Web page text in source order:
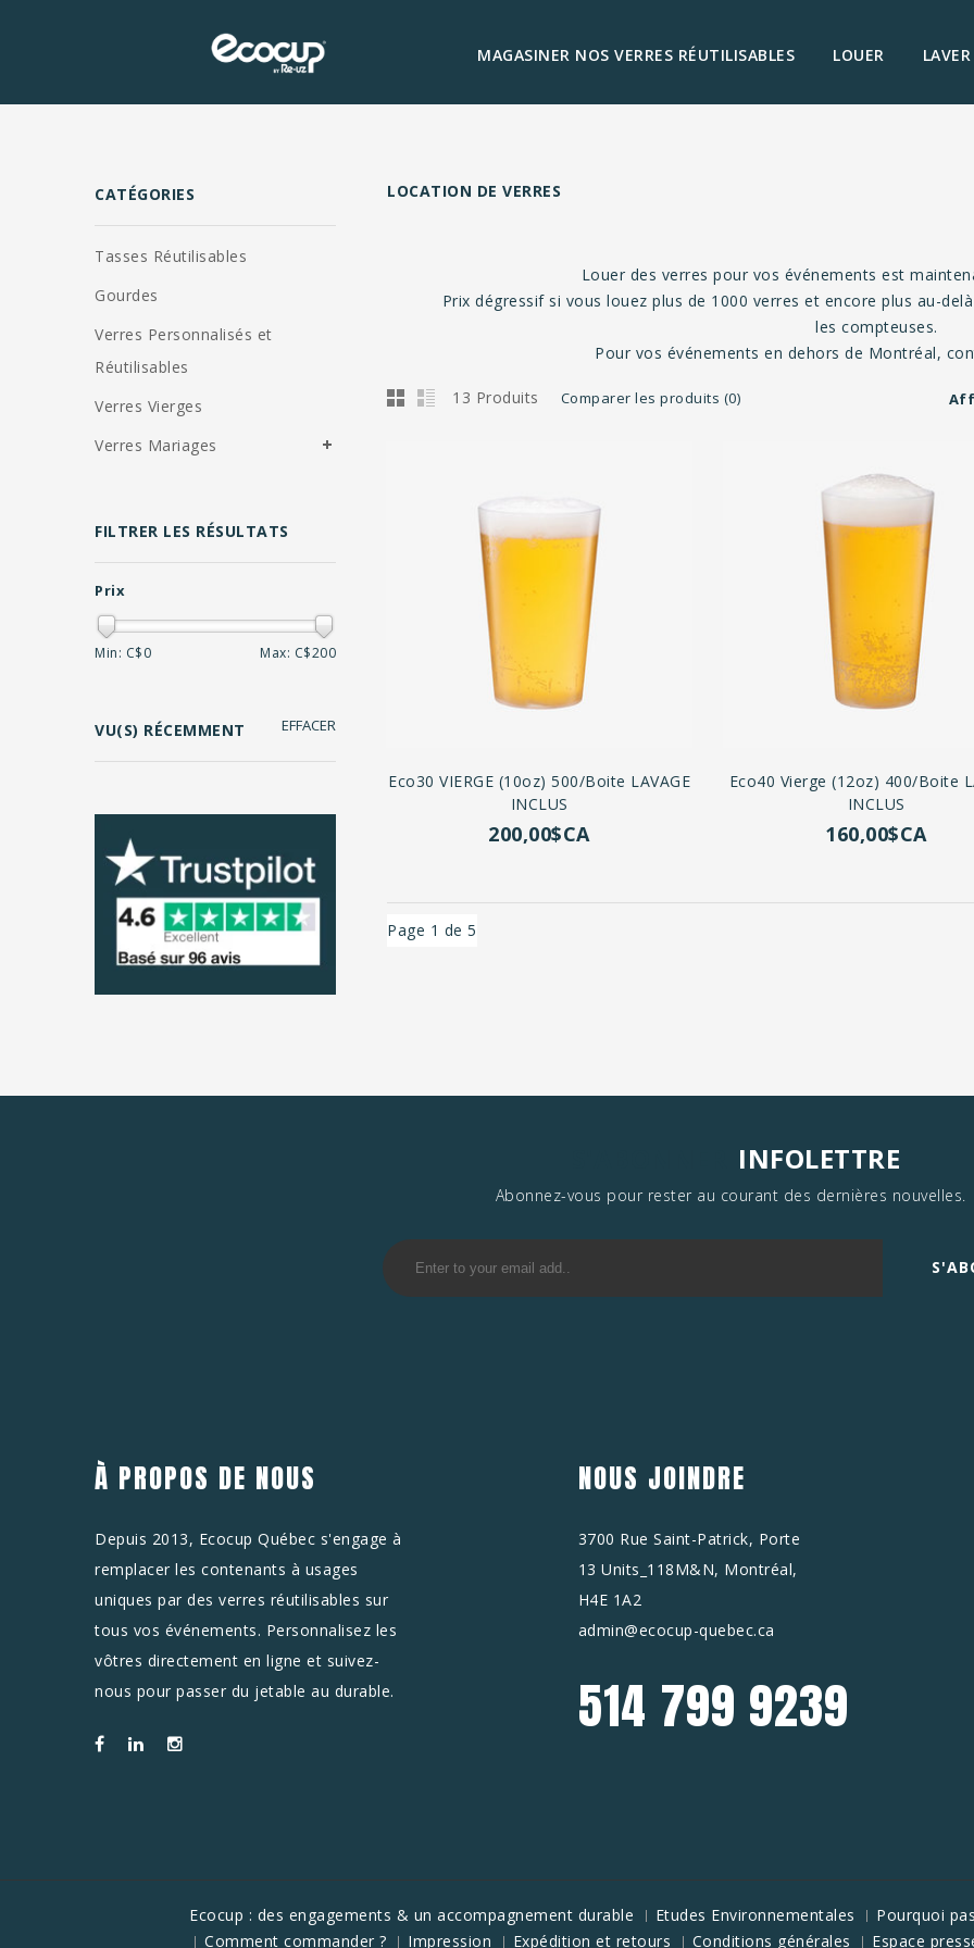
MAGASINER NOS VERRES RÉUTILISABLES LOUER LAVER
LOCATION DE VERRES
Louer des verres pour vos événements est
Prix dégressif si vous louez plus de 1000 verres et encore plus au-
les compteuses.
Pour vos événements en dehors de Montréal,
13 Produits Comparer les produits (0)
Eco30 VIERGE (10oz) 500/boite LAVAGE
INCLUS
200,00$CA
Eco40 Vierge (12oz) 400/boite
INCLUS
160,00$CA
Page 1 de 5
CATÉGORIES
Tasses Réutilisables
Gourdes
Verres Personnalisés et
Réutilisables
Verres Vierges
Verres Mariages
FILTRER LES RÉSULTATS
Prix
Min: C$0 Max: C$200
VU(S) RÉCEMMENT EFFACER
INFOLETTRE
Abonnez-vous pour rester au courant des dernières nouvelles.
À PROPOS DE NOUS
Depuis 2013, Ecocup Québec s'engage à
remplacer les contenants à usages
uniques par des verres réutilisables sur
tous vos événements. Personnalisez les
vôtres directement en ligne et suivez-
nous pour passer du jetable au durable.
NOUS JOINDRE
3700 Rue Saint-Patrick, Porte
13 Units_118M&N, Montréal,
H4E 1A2
admin@ecocup-quebec.ca
514 799 9239
Ecocup : des engagements & un accompagnement durable Etudes Environnementales Pourquoi
Comment commander ?
Impression Expédition et retours Conditions générales Espace